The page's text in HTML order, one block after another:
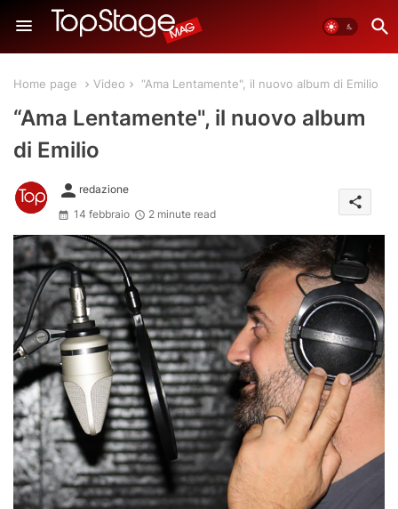
Home page Video “Ama Lentamente", il nuovo album di Emilio
“Ama Lentamente", il nuovo album
di Emilio
person redazione
14 febbraio
2 minute read
share